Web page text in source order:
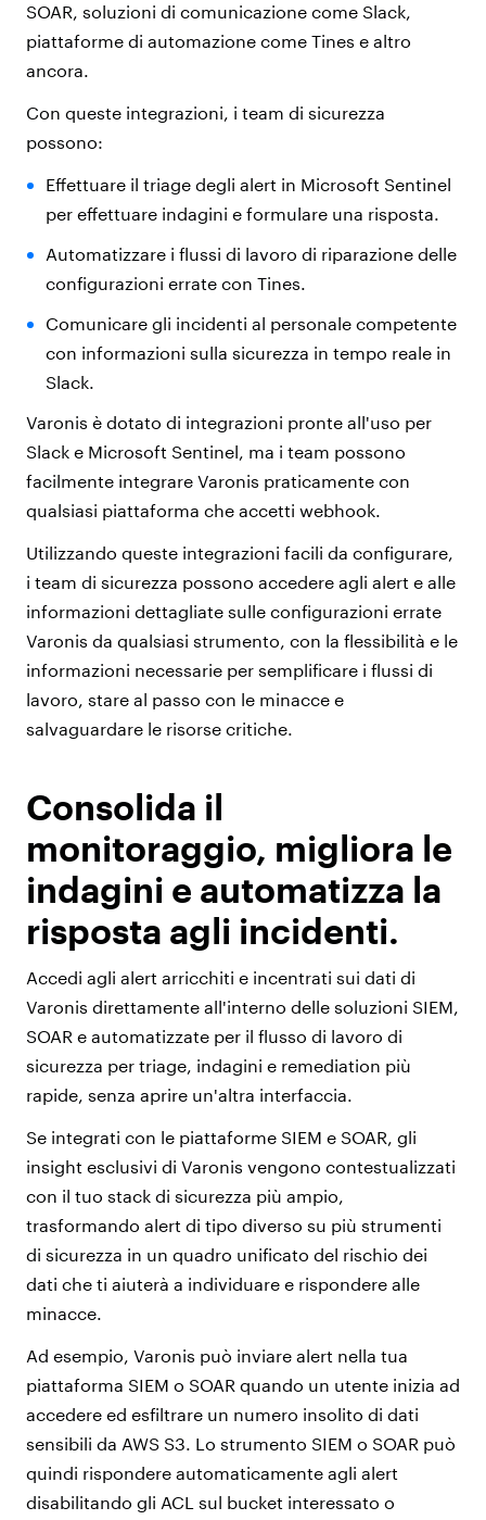
SOAR, soluzioni di comunicazione come Slack,
piattaforme di automazione come Tines e altro
ancora.
Con queste integrazioni, i team di sicurezza
possono:
Effettuare il triage degli alert in Microsoft Sentinel
per effettuare indagini e formulare una risposta.
Automatizzare i flussi di lavoro di riparazione delle
configurazioni errate con Tines.
Comunicare gli incidenti al personale competente
con informazioni sulla sicurezza in tempo reale in
Slack.
Varonis è dotato di integrazioni pronte all'uso per
Slack e Microsoft Sentinel, ma i team possono
facilmente integrare Varonis praticamente con
qualsiasi piattaforma che accetti webhook.
Utilizzando queste integrazioni facili da configurare,
i team di sicurezza possono accedere agli alert e alle
informazioni dettagliate sulle configurazioni errate
Varonis da qualsiasi strumento, con la flessibilità e le
informazioni necessarie per semplificare i flussi di
lavoro, stare al passo con le minacce e
salvaguardare le risorse critiche.
Consolida il
monitoraggio, migliora le
indagini e automatizza la
risposta agli incidenti.
Accedi agli alert arricchiti e incentrati sui dati di
Varonis direttamente all'interno delle soluzioni SIEM,
SOAR e automatizzate per il flusso di lavoro di
sicurezza per triage, indagini e remediation più
rapide, senza aprire un'altra interfaccia.
Se integrati con le piattaforme SIEM e SOAR, gli
insight esclusivi di Varonis vengono contestualizzati
con il tuo stack di sicurezza più ampio,
trasformando alert di tipo diverso su più strumenti
di sicurezza in un quadro unificato del rischio dei
dati che ti aiuterà a individuare e rispondere alle
minacce.
Ad esempio, Varonis può inviare alert nella tua
piattaforma SIEM o SOAR quando un utente inizia ad
accedere ed esfiltrare un numero insolito di dati
sensibili da AWS S3. Lo strumento SIEM o SOAR può
quindi rispondere automaticamente agli alert
disabilitando gli ACL sul bucket interessato o